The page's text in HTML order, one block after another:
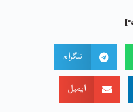
تلگرام
ایمیل